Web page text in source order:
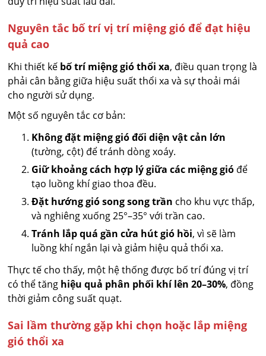
Nguyên tắc bố trí vị trí miệng gió để đạt hiệu
quả cao
Khi thiết kế bố trí miệng gió thổi xa, điều quan trọng là
phải cân bằng giữa hiệu suất thổi xa và sự thoải mái
cho người sử dụng.
Một số nguyên tắc cơ bản:
Không đặt miệng gió đối diện vật cản lớn
(tường, cột) để tránh dòng xoáy.
Giữ khoảng cách hợp lý giữa các miệng gió để
tạo luồng khí giao thoa đều.
Đặt hướng gió song song trần cho khu vực thấp,
và nghiêng xuống 25°–35° với trần cao.
Tránh lắp quá gần cửa hút gió hồi, vì sẽ làm
luồng khí ngắn lại và giảm hiệu quả thổi xa.
Thực tế cho thấy, một hệ thống được bố trí đúng vị trí
có thể tăng hiệu quả phân phối khí lên 20–30%, đồng
thời giảm công suất quạt.
Sai lầm thường gặp khi chọn hoặc lắp miệng
gió thổi xa